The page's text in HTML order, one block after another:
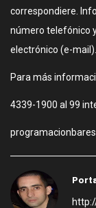
correspondiere.
número telefónico
electrónico (e-mail).
Para más
4339-1900 al 99